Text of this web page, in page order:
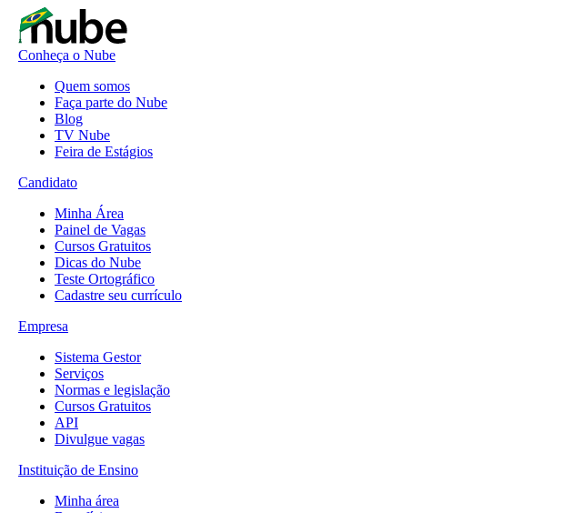
Conheça o Nube
Quem somos
Faça parte do Nube
Blog
TV Nube
Feira de Estágios
Candidato
Minha Área
Painel de Vagas
Cursos Gratuitos
Dicas do Nube
Teste Ortográfico
Cadastre seu currículo
Empresa
Sistema Gestor
Serviços
Normas e legislação
Cursos Gratuitos
API
Divulgue vagas
Instituição de Ensino
Minha área